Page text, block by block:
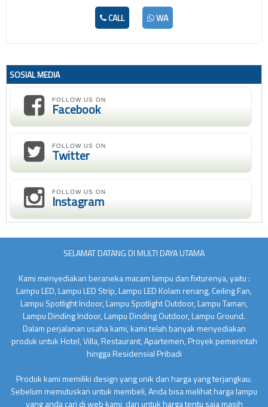
CALL
WA
SOSIAL MEDIA
FOLLOW US ON
Facebook
FOLLOW US ON
Twitter
FOLLOW US ON
Instagram
SELAMAT DATANG DI MULTI DAYA UTAMA
Kami menyediakan beraneka macam lampu dan fixturenya, yaitu :
Lampu LED, Lampu LED Strip, Lampu LED Kolam renang, Ceiling Fan,
Lampu Spotlight Indoor, Lampu Spotlight Outdoor, Lampu Taman,
Lampu Dinding Indoor, Lampu Dinding Outdoor, Lampu Ground.
Dalam perjalanan usaha kami, kami telah banyak menyediakan
produk untuk Hotel, Villa, Restaurant, Apartemen, Proyek pemerintah
hingga Residensial Pribadi
Produk kami memiliki design yang unik dan harga yang terjangkau.
Sebelum memutuskan untuk membeli, Anda bisa melihat harga lampu
yang anda cari di web kami, dan untuk harga tentu saja masih